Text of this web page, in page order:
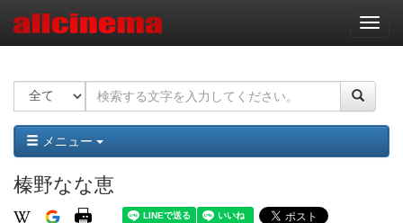
ナ
ビ
ー
ョ
ン
メニュー
榛野なな恵